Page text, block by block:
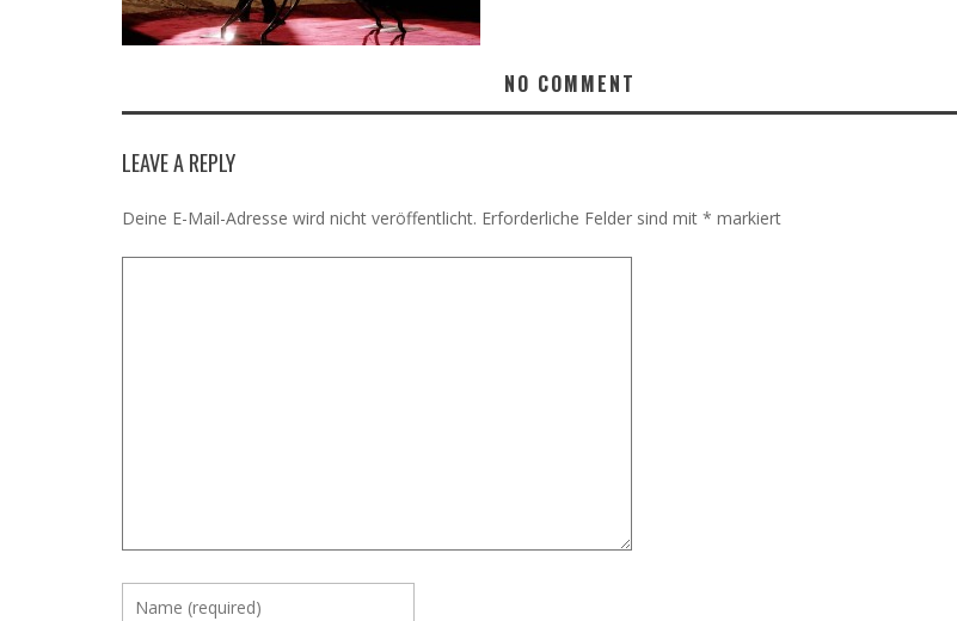
NO COMMENT
LEAVE A REPLY
Deine E-Mail-Adresse wird nicht veröffentlicht. Erforderliche Felder sind mit * markiert